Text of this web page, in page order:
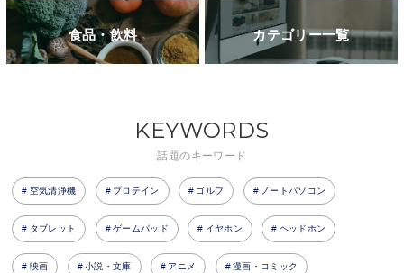
食品・飲料 カテゴリー一覧
KEYWORDS
話題のキーワード
空気清浄機 プロテイン ゴルフ ノートパソコン
タブレット ゲームパッド イヤホン ヘッドホン
映画 小説・文庫 アニメ 漫画・コミック